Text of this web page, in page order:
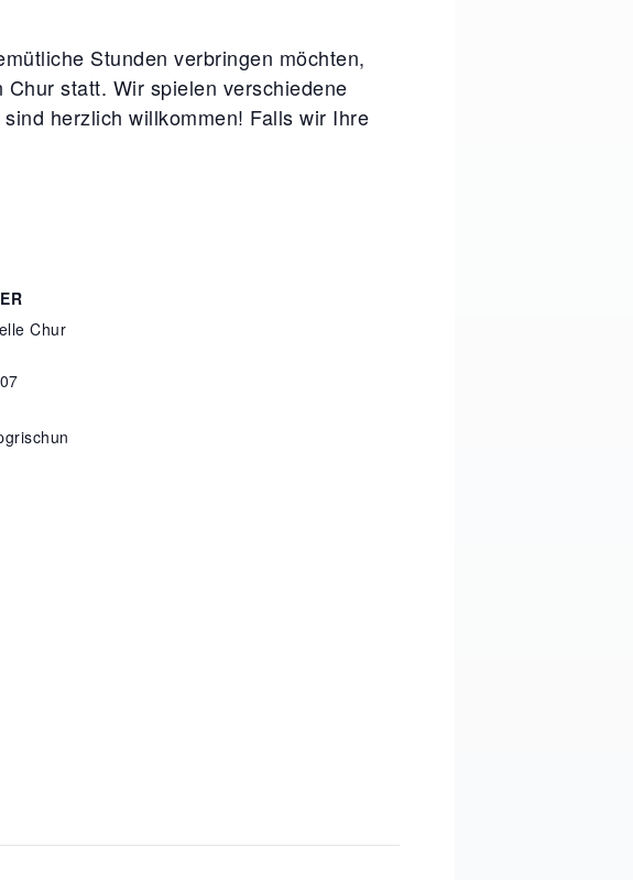
Stunden verbringen möchten,
statt. Wir spielen verschiedene
herzlich willkommen! Falls wir Ihre
Chur